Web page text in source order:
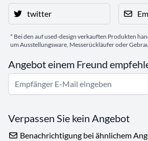
twitter
* Bei den auf used-design verkauften Produkten
um Ausstellungsware, Messerückläufer oder
Angebot einem Freund
Verpassen Sie kein Angebot
Benachrichtigung bei ähnlichem